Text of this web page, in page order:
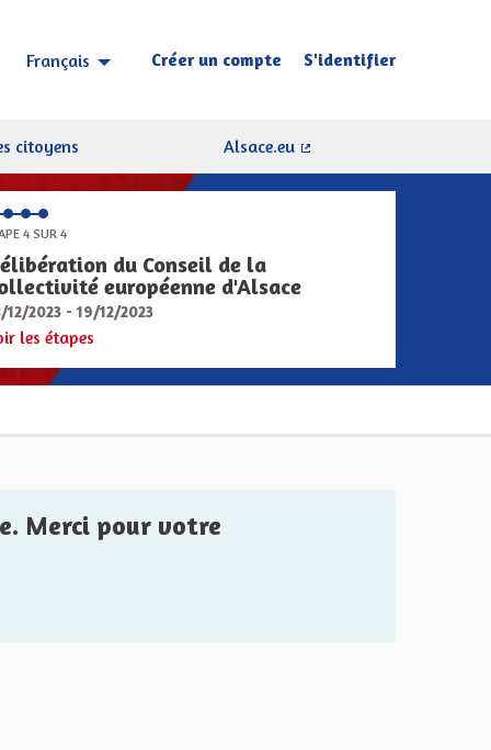
Français Choisir la langue Sprache wählen
Créer un compte S'identifier
citoyens
Alsace.eu
4 SUR 4
du Conseil de la
européenne d'Alsace
12/2023 - 19/12/2023
les étapes
Merci pour votre